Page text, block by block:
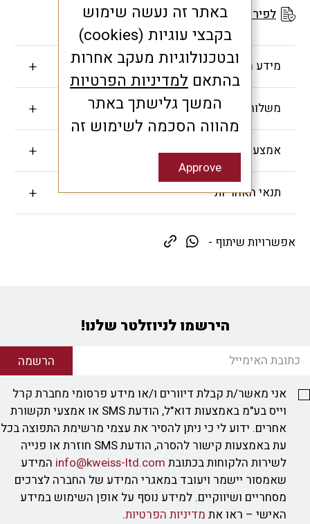
לפירוט תנאי האחריות
מידע חשוב
משלוחים והחזרות
אמצעי תשלום
תנאי האחריות
אפשרויות שיתוף -
הירשמו לניוזלטר שלנו!
הרשמה
אני מאשר/ת קבלת דיוורים ו/או מידע פרסומי מחברת קרל
וייס בע"מ באמצעות דוא"ל, הודעת SMS או אמצעי תקשורת
אחרים. ידוע לי כי ניתן להסיר את עצמי מרשימת התפוצה בכל
עת באמצעות קישור להסרה, הודעת SMS חוזרת או פנייה
לשירות הלקוחות בכתובת info@kweiss-ltd.com המידע
שאמסור יישמר ויעובד במאגרי המידע של החברה לצרכים
מסחריים ושיווקיים. למידע נוסף על אופן השימוש במידע
האישי – ראו את מדיניות הפרטיות.
באתר זה נעשה שימוש
בקבצי עוגיות (cookies)
ובטכנולוגיות מעקב אחרות
בהתאם למדיניות הפרטיות
המשך גלישתך באתר
מהווה הסכמה לשימוש זה
Approve